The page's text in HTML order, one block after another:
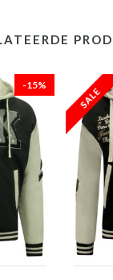
Heren met
en Binnenzak
30 graden /
- M - L - XL - XXL
-15%